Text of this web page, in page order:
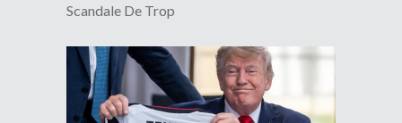
Scandale De Trop